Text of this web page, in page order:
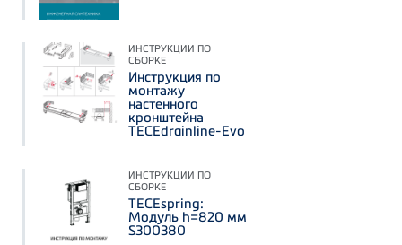
ИНСТРУКЦИИ ПО
СБОРКЕ
Инструкция по
монтажу
настенного
кронштейна
TECEdrainline-Evo
ИНСТРУКЦИИ ПО
СБОРКЕ
TECEspring:
Модуль h=820 мм
S300380